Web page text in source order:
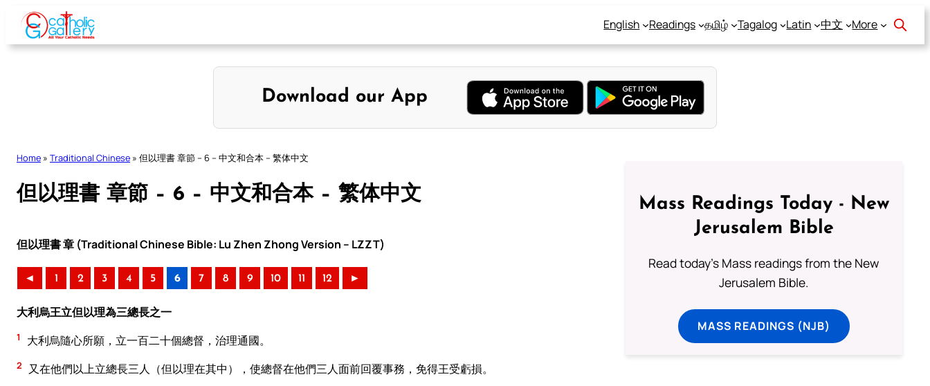
Skip
content
English Readings தமிழ் Tagalog Latin 中文 More
Download our App
Home » Traditional Chinese » 但以理書 章節 – 6 – 中文和合本 – 繁体中文
但以理書 章節 – 6 – 中文和合本 – 繁体中文
但以理書 章 (Traditional Chinese Bible: Lu Zhen Zhong Version – LZZT)
◄ 1 2 3 4 5 6 7 8 9 10 11 12 ►
大利烏王立但以理為三總長之一
1 大利烏隨心所願，立一百二十個總督，治理通國。
2 又在他們以上立總長三人（但以理在其中），使總督在他們三人面前回覆事務，免得王受虧損。
Mass Readings Today - New
Jerusalem Bible
Read today's Mass readings from the New
Jerusalem Bible.
MASS READINGS (NJB)